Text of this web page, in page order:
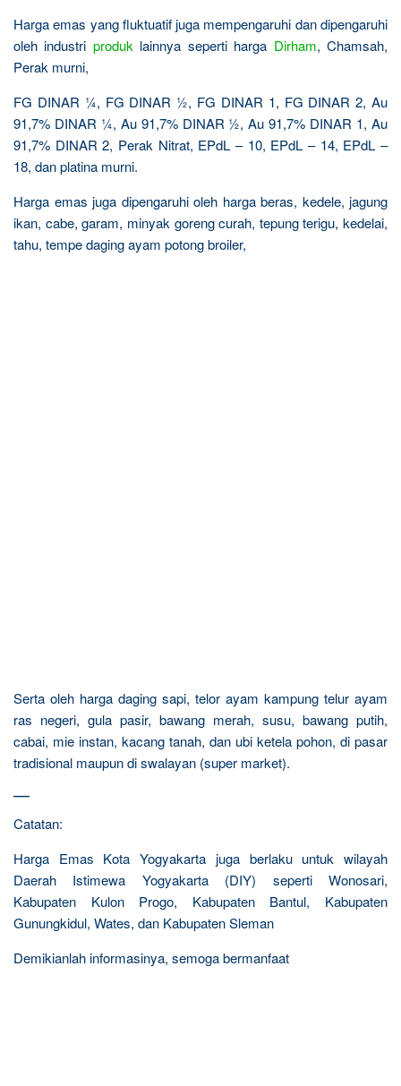
Harga emas yang fluktuatif juga mempengaruhi dan dipengaruhi
oleh industri produklainnya seperti harga Dirham, Chamsah,
Perak murni,
FG DINAR ¼, FG DINAR ½, FG DINAR 1, FG DINAR 2, Au
91,7% DINAR ¼, Au 91,7% DINAR ½, Au 91,7% DINAR 1, Au
91,7% DINAR 2, Perak Nitrat, EPdL – 10, EPdL – 14, EPdL –
18, dan platina murni.
Harga emas juga dipengaruhi oleh harga beras, kedele, jagung
ikan, cabe, garam, minyak goreng curah, tepung terigu, kedelai,
tahu, tempe daging ayam potong broiler,
Serta oleh harga daging sapi, telor ayam kampung telur ayam
ras negeri, gula pasir, bawang merah, susu, bawang putih,
cabai, mie instan, kacang tanah, dan ubi ketela pohon, di pasar
tradisional maupun di swalayan (super market).
—
Catatan:
Harga Emas Kota Yogyakarta juga berlaku untuk wilayah
Daerah Istimewa Yogyakarta (DIY) seperti Wonosari,
Kabupaten Kulon Progo, Kabupaten Bantul, Kabupaten
Gunungkidul, Wates, dan Kabupaten Sleman
Demikianlah informasinya, semoga bermanfaat